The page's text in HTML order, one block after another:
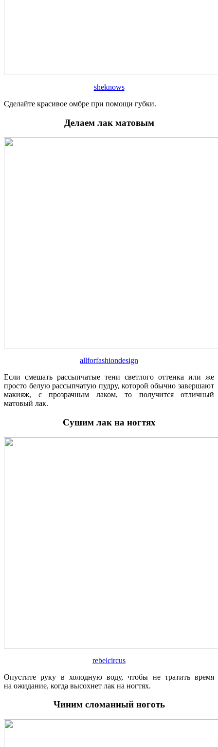
sheknows
Сделайте красивое омбре при помощи губки.
Делаем лак матовым
allforfashiondesign
Если смешать рассыпчатые тени светлого оттенка или же
просто белую рассыпчатую пудру, которой обычно завершают
макияж, с прозрачным лаком, то получится отличный
матовый лак.
Сушим лак на ногтях
rebelcircus
Опустите руку в холодную воду, чтобы не тратить время
на ожидание, когда высохнет лак на ногтях.
Чиним сломанный ноготь